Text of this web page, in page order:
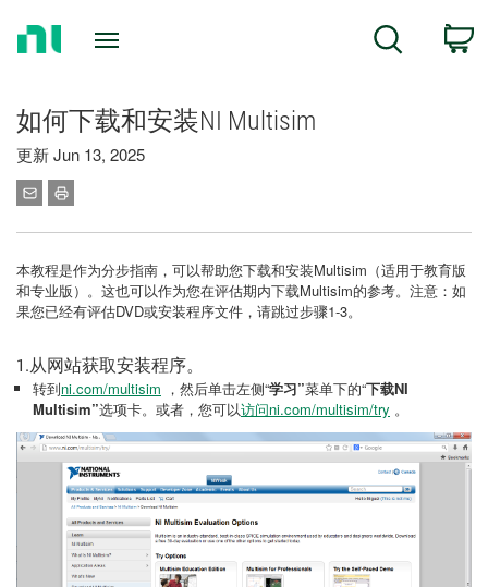
Search
如何下载和安装NI Multisim
更新 Jun 13, 2025
本教程是作为分步指南，可以帮助您下载和安装Multisim（适用于教育版
和专业版）。这也可以作为您在评估期内下载Multisim的参考。注意：如
果您已经有评估DVD或安装程序文件，请跳过步骤1-3。
1.从网站获取安装程序。
转到ni.com/multisim ，然后单击左侧“学习”菜单下的“下载NI
Multisim”选项卡。或者，您可以访问ni.com/multisim/try 。